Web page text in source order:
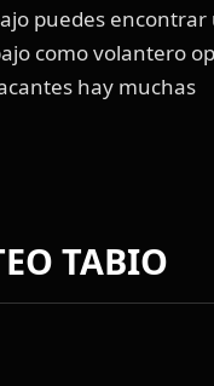
puedes encontrar
como volantero
hay muchas
TABIO